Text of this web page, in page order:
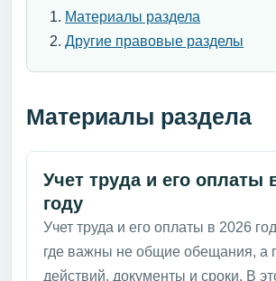
Материалы раздела
Другие правовые разделы
Материалы раздела
Учет труда и его оплаты
году
Учет труда и его оплаты в 2026
где важны не общие обещания, а
действий, документы и сроки. В